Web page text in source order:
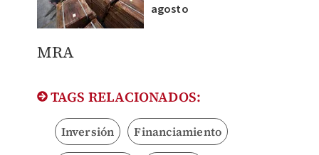
agosto
MRA
TAGS RELACIONADOS:
Inversión Financiamiento